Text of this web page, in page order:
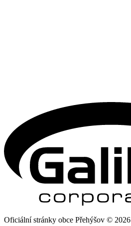
Oficiální stránky obce Přehýšov © 2026